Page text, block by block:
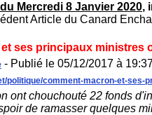
Mercredi 8 Janvier 2020,
Article du Canard
ses principaux ministres
- Publié le 05/12/2017 à
politique/comment-macron-et-
ont chouchouté 22 fonds
de ramasser quelques